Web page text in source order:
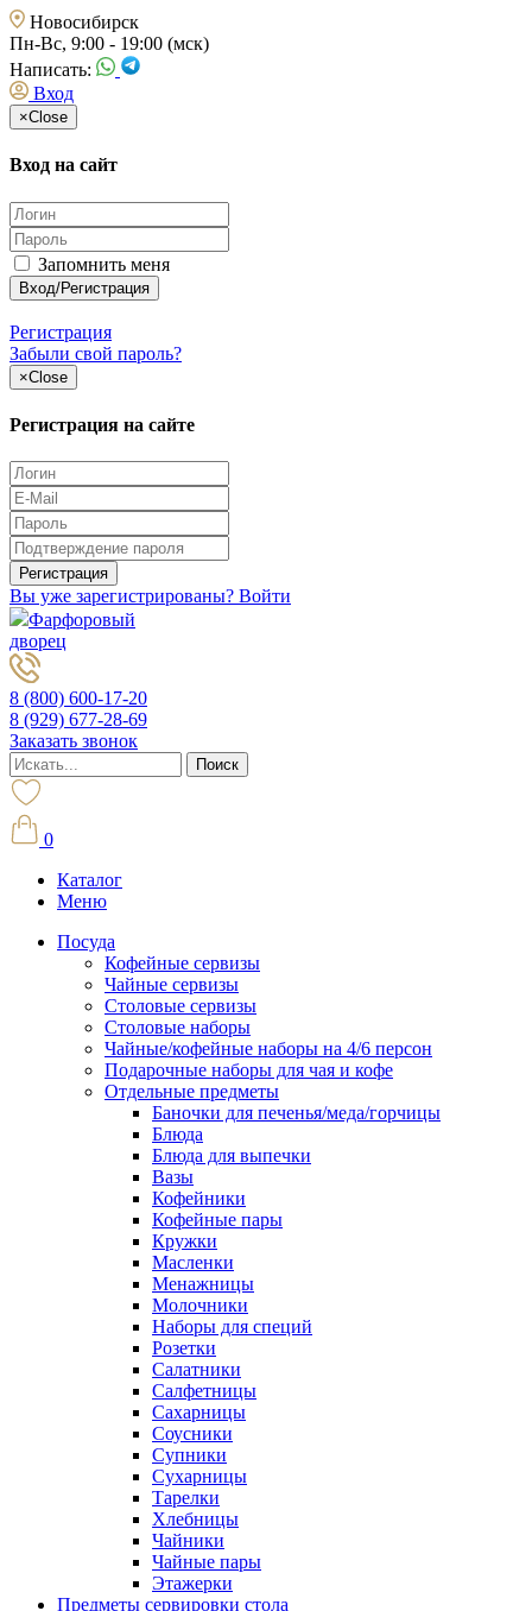
Новосибирск
Пн-Вс, 9:00 - 19:00 (мск)
Написать:
Вход
×Close
Вход на сайт
Запомнить меня
Регистрация
Забыли свой пароль?
×Close
Регистрация на сайте
Вы уже зарегистрированы? Войти
Фарфоровый
дворец
8 (800) 600-17-20
8 (929) 677-28-69
Заказать звонок
0
Каталог
Меню
Посуда
Кофейные сервизы
Чайные сервизы
Столовые сервизы
Столовые наборы
Чайные/кофейные наборы на 4/6 персон
Подарочные наборы для чая и кофе
Отдельные предметы
Баночки для печенья/меда/горчицы
Блюда
Блюда для выпечки
Вазы
Кофейники
Кофейные пары
Кружки
Масленки
Менажницы
Молочники
Наборы для специй
Розетки
Салатники
Салфетницы
Сахарницы
Соусники
Супники
Сухарницы
Тарелки
Хлебницы
Чайники
Чайные пары
Этажерки
Предметы сервировки стола